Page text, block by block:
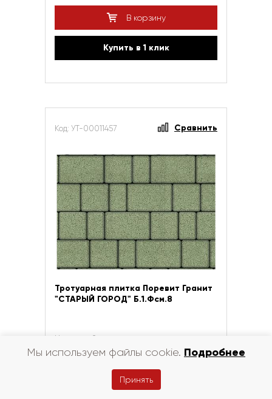
В корзину
Купить в 1 клик
Код: УТ-00011457 Сравнить
Тротуарная плитка Поревит Гранит
"СТАРЫЙ ГОРОД" Б.1.Фсм.8
Цена за м2
В корзину
Мы используем файлы cookie. Подробнее
Принять